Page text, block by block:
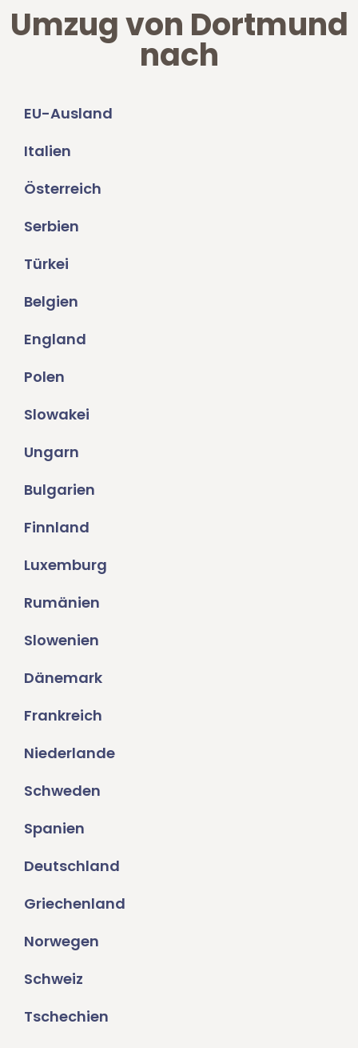
Umzug von Dortmund
nach
EU-Ausland
Italien
Österreich
Serbien
Türkei
Belgien
England
Polen
Slowakei
Ungarn
Bulgarien
Finnland
Luxemburg
Rumänien
Slowenien
Dänemark
Frankreich
Niederlande
Schweden
Spanien
Deutschland
Griechenland
Norwegen
Schweiz
Tschechien